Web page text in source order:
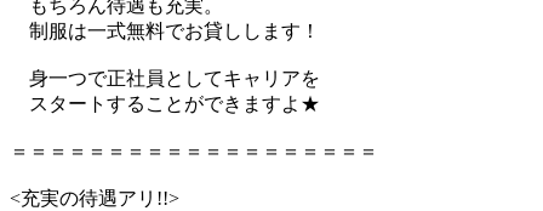
もちろん待遇も充実。
制服は一式無料でお貸しします！
身一つで正社員としてキャリアを
スタートすることができますよ★
＝＝＝＝＝＝＝＝＝＝＝＝＝＝＝＝＝＝＝
<充実の待遇アリ!!>